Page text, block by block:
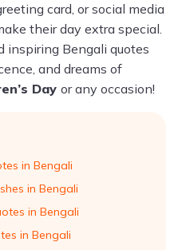
card, or social media
their day extra special.
inspiring Bengali quotes
and dreams of
Day or any occasion!
in Bengali
in Bengali
in Bengali
in Bengali